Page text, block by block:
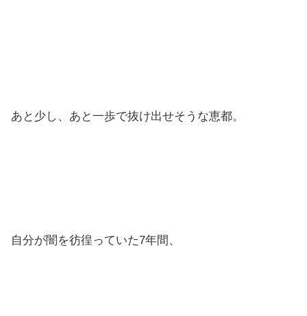
あと少し、あと一歩で抜け出せそうな恵都。
自分が闇を彷徨っていた7年間、